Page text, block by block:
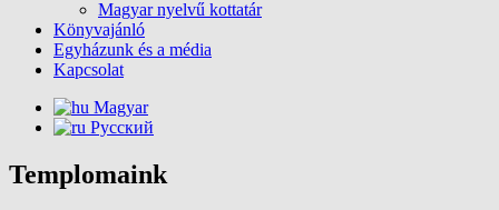
Magyar nyelvű kottatár
Könyvajánló
Egyházunk és a média
Kapcsolat
Magyar
Русский
Templomaink